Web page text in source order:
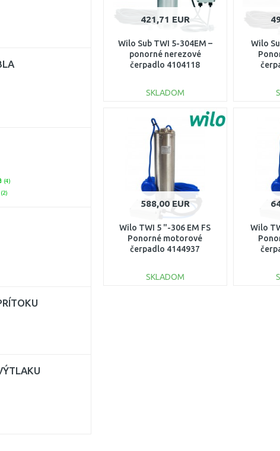
421,71 EUR
Wilo Sub TWI 5-304EM –
ponorné nerezové
čerpadlo 4104118
SKLADOM
DO KOŠÍKA
Porovnať
Wilo
588,00 EUR
Wilo TWI 5 "-306 EM FS
Ponorné motorové
čerpadlo 4144937
SKLADOM
Wilo
(4)
(2)